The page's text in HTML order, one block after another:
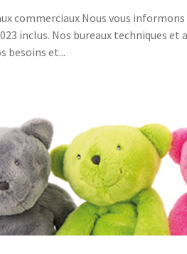
commerciaux Nous vous
inclus. Nos bureaux techniques
besoins et...